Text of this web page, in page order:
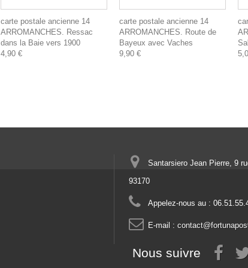
carte postale ancienne 14
ARROMANCHES. Ressac
dans la Baie vers 1900
4,90 €
carte postale ancienne 14
ARROMANCHES. Route de
Bayeux avec Vaches
9,90 €
Santarsiero Jean Pierre, 9
93170
Appelez-nous au :
E-mail :
Nous suivre